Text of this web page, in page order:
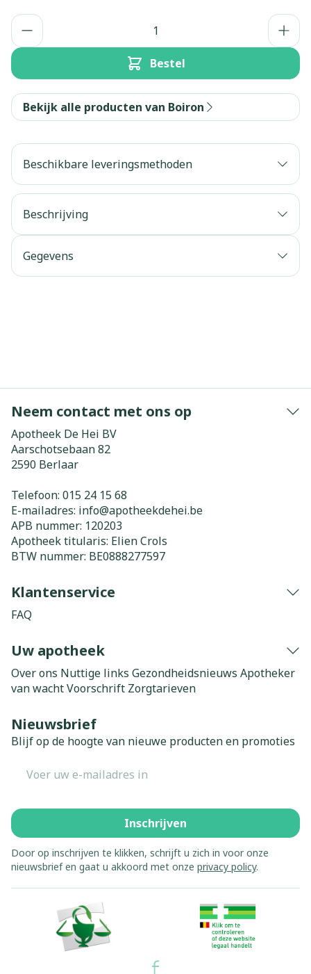
Aantal
Bestel
Bekijk alle producten van Boiron
Beschikbare leveringsmethoden
Beschrijving
Gegevens
Neem contact met ons op
Apotheek De Hei BV
Aarschotsebaan 82
2590 Berlaar
Telefoon: 015 24 15 68
E-mailadres: info@apotheekdehei.be
APB nummer: 120203
Apotheek titularis: Elien Crols
BTW nummer: BE0888277597
Klantenservice
FAQ
Uw apotheek
Over ons Nuttige links Gezondheidsnieuws Apotheker
van wachtVoorschrift Zorgtarieven
Nieuwsbrief
Blijf op de hoogte van nieuwe producten en promoties
Inschrijven
Door op inschrijven te klikken, schrijft u zich in voor onze
nieuwsbrief en gaat u akkoord met onze privacy policy.